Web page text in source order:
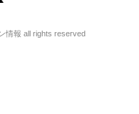
情報 all rights reserved